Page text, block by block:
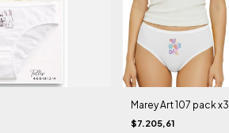
Marey Art 107 pack x3
$7.205,61